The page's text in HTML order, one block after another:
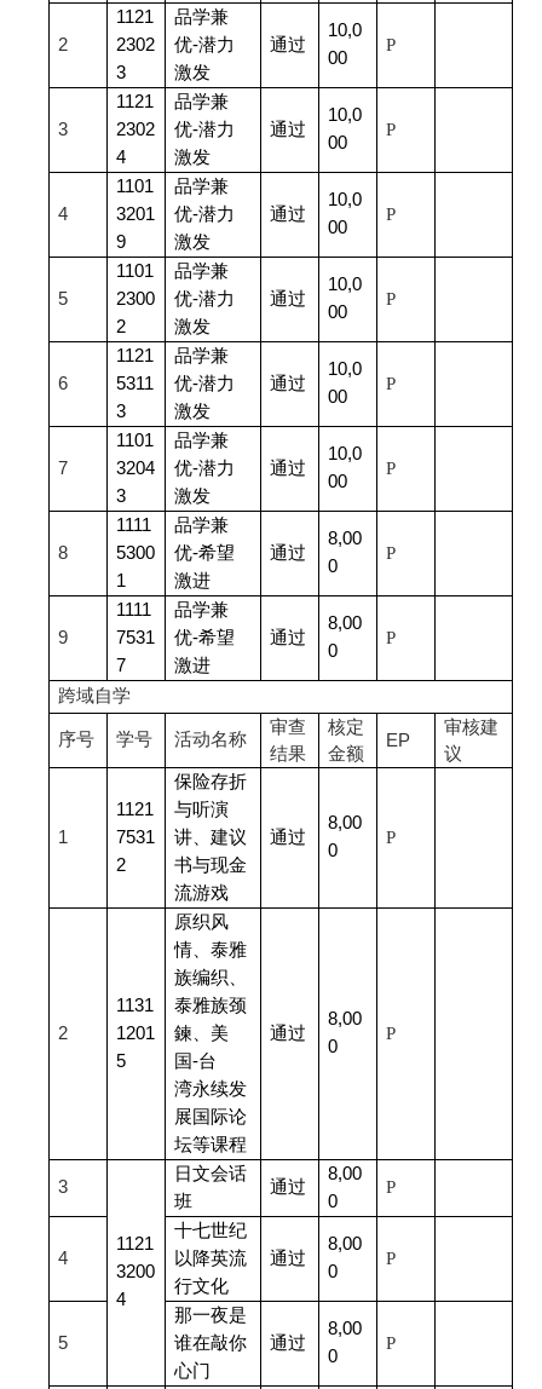
2
1121
2302
3
品学兼
优-潜力
激发
通过
10,0
00
P
3
1121
2302
4
品学兼
优-潜力
激发
通过
10,0
00
P
4
1101
3201
9
品学兼
优-潜力
激发
通过
10,0
00
P
5
1101
2300
2
品学兼
优-潜力
激发
通过
10,0
00
P
6
1121
5311
3
品学兼
优-潜力
激发
通过
10,0
00
P
7
1101
3204
3
品学兼
优-潜力
激发
通过
10,0
00
P
8
1111
5300
1
品学兼
优-希望
激进
通过
8,00
0
P
9
1111
7531
7
品学兼
优-希望
激进
通过
8,00
0
P
跨域自学
序号 学号 活动名称
审查
结果
核定
金额
EP
审核建
议
1
1121
7531
2
保险存折
与听演
讲、建议
书与现金
流游戏
通过
8,00
0
P
2
1131
1201
5
原织风
情、泰雅
族编织、
泰雅族颈
鍊、美
国-台
湾永续发
展国际论
坛等课程
通过
8,00
0
P
3
1121
3200
4
日文会话
班
通过
8,00
0
P
4
十七世纪
以降英流
行文化
通过
8,00
0
P
5
那一夜是
谁在敲你
心门
通过
8,00
0
P